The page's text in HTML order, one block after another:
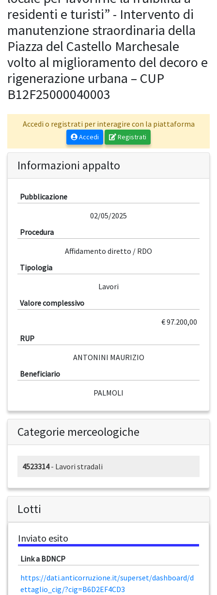
residenti e turisti” - Intervento di
manutenzione straordinaria della
Piazza del Castello Marchesale
volto al miglioramento del decoro e
rigenerazione urbana – CUP
B12F25000040003
Accedi o registrati per interagire con la piattaforma
Accedi Registrati
Informazioni appalto
Pubblicazione
02/05/2025
Procedura
Affidamento diretto / RDO
Tipologia
Lavori
Valore complessivo
€ 97.200,00
RUP
ANTONINI MAURIZIO
Beneficiario
PALMOLI
Categorie merceologiche
4523314- Lavori stradali
Lotti
Inviato esito
Link a BDNCP
https://dati.anticorruzione.it/superset/dashboard/d
ettaglio_cig/?cig=B6D2EF4CD3